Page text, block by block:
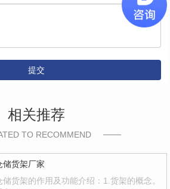
提交
相关推荐
TO RECOMMEND
储货架厂家
储货架的作用及功能介绍：1.货架的概念。